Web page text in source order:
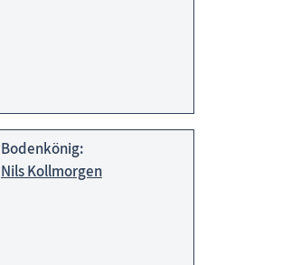
Bodenkönig:
Nils Kollmorgen